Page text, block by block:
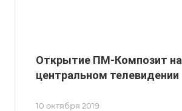
10 октября 2019
Открытие ПМ-Композит на
центральном телевидении